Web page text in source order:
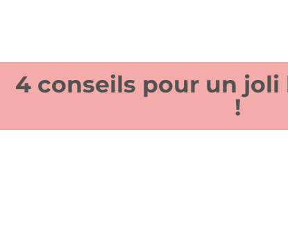
4 conseils pour un
!